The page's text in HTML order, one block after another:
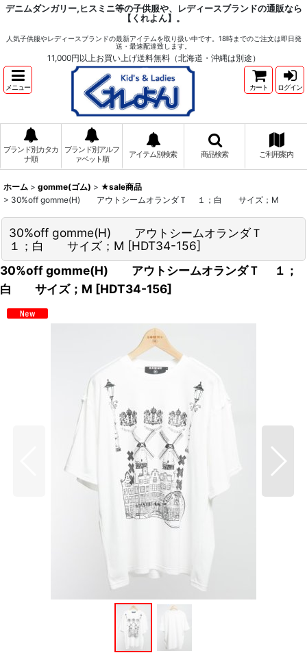
デニムダンガリー,ヒスミニ等の子供服や、レディースブランドの通販なら
【くれよん】。
人気子供服やレディースブランドの最新アイテムを取り扱い中です。18時までのご注文は即日発
送・最速配達致します。
11,000円以上お買い上げ送料無料（北海道・沖縄は別途）
メニュー カート ログイン
ブランド別カタカ
ナ順
ブランド別アルフ
ァベット順
アイテム別検索 商品検索 ご利用案内
ホーム > gomme(ゴム) > ★sale商品
> 30%off gomme(H) アウトシームオランダＴ １；白 サイズ；M
30%off gomme(H) アウトシームオランダＴ
１；白 サイズ；M [HDT34-156]
30%off gomme(H) アウトシームオランダＴ １；
白 サイズ；M [HDT34-156]